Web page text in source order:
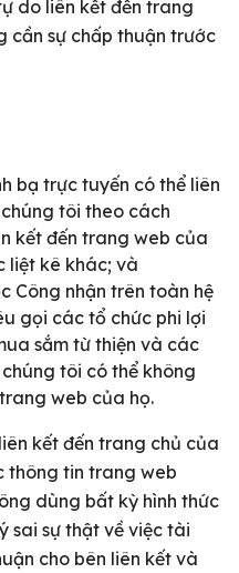
do liên kết đến trang
cần sự chấp thuận trước
bạ trực tuyến có thể liên
tôi theo cách
kết đến trang web của
liệt kê khác; và
Công nhận trên toàn hệ
gọi các tổ chức phi lợi
sắm từ thiện và các
tôi có thể không
web của họ.
kết đến trang chủ của
thông tin trang web
dùng bất kỳ hình thức
sai sự thật về việc tài
cho bên liên kết và